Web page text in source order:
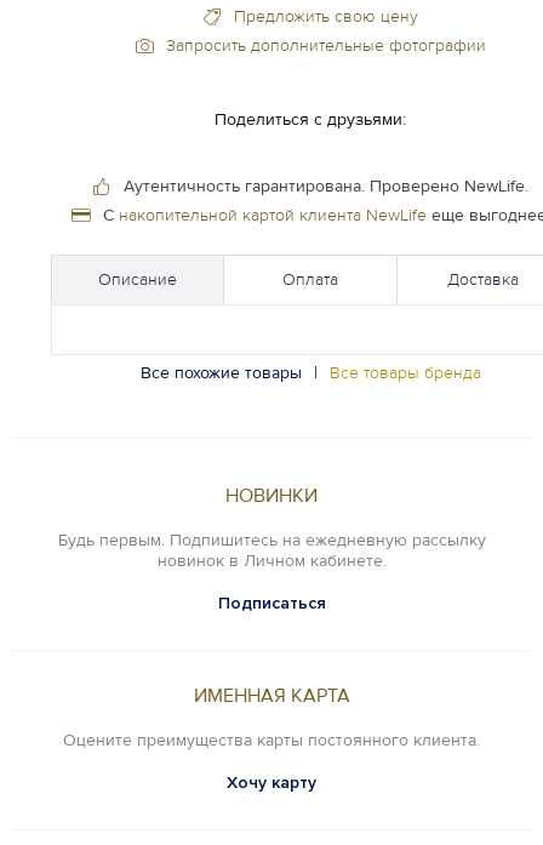
Предложить свою цену
Запросить дополнительные фотографии
Поделиться с друзьями:
Аутентичность гарантирована. Проверено NewLife.
С накопительной картой клиента NewLifeеще
Описание Оплата Доставка
Все похожие товары | Все товары бренда
НОВИНКИ
Будь первым. Подпишитесь на ежедневную рассылку
новинок в Личном кабинете.
Подписаться
ИМЕННАЯ КАРТА
Оцените преимущества карты постоянного клиента.
Хочу карту